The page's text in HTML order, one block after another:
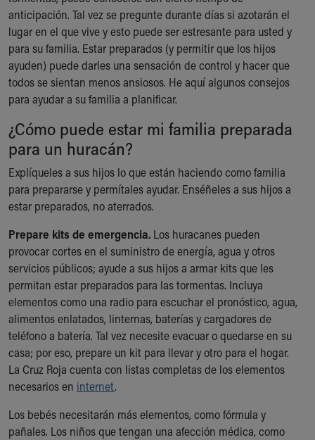
Ronald McDonald House Care Mobile
Health Centers
Symptom Checker
Financial Services
Price Estimates
Family Supports
Sports Health Services Provider for Akron Zips
New Parents
Find a Pediatrics Location
MyChart
Make an Appointment
Breastfeeding Medicine
Child Passenger Safety
Safe Sleep for Babies
Safe Sleep
About Akron Children's Pediatrics
Who We Are
Building a Brighter Future
Our Mission, Vision, Promise
Community Mission
Connect With Us
Newsroom
Our Leadership
anticipación. Tal vez se pregunte durante días si azotarán el
lugar en el que vive y esto puede ser estresante para usted y
para su familia. Estar preparados (y permitir que los hijos
ayuden) puede darles una sensación de control y hacer que
todos se sientan menos ansiosos. He aquí algunos consejos
para ayudar a su familia a planificar.
¿Cómo puede estar mi familia preparada
para un huracán?
Explíqueles a sus hijos lo que están haciendo como familia
para prepararse y permítales ayudar. Enséñeles a sus hijos a
estar preparados, no aterrados.
Prepare kits de emergencia. Los huracanes pueden
provocar cortes en el suministro de energía, agua y otros
servicios públicos; ayude a sus hijos a armar kits que les
permitan estar preparados para las tormentas. Incluya
elementos como una radio para escuchar el pronóstico, agua,
alimentos enlatados, linternas, baterías y cargadores de
teléfono a batería. Tal vez necesite evacuar o quedarse en su
casa; por eso, prepare un kit para llevar y otro para el hogar.
La Cruz Roja cuenta con listas completas de los elementos
necesarios en internet.
Los bebés necesitarán más elementos, como fórmula y
pañales. Los niños que tengan una afección médica, como